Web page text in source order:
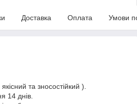
Доставка Оплата Умови
та зносостійкий ).
14 днів.